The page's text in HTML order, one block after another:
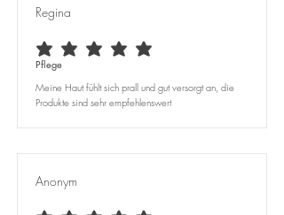
Regina
durchschnittliches Rating ist 5 von 5
Pflege
Meine Haut fühlt sich prall und gut versorgt an, die
Produkte sind sehr empfehlenswert
Anonym